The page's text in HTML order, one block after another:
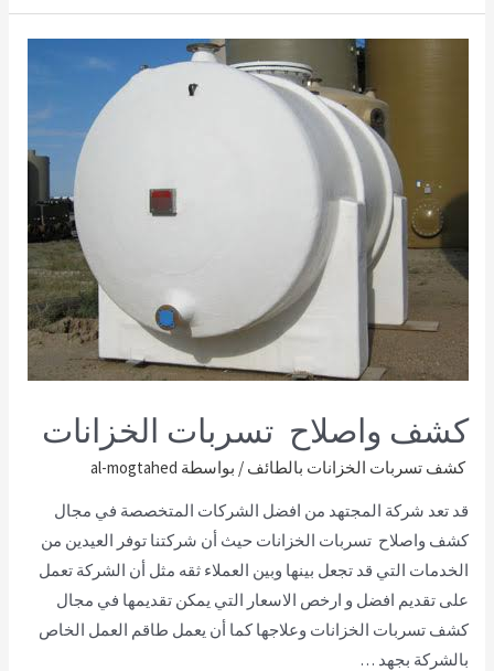
كشف واصلاح تسربات الخزانات
كشف تسربات الخزانات بالطائف / بواسطة al-mogtahed
قد تعد شركة المجتهد من افضل الشركات المتخصصة في مجال
كشف واصلاح تسربات الخزانات حيث أن شركتنا توفر العيدين من
الخدمات التي قد تجعل بينها وبين العملاء ثقه مثل أن الشركة تعمل
على تقديم افضل و ارخص الاسعار التي يمكن تقديمها في مجال
كشف تسربات الخزانات وعلاجها كما أن يعمل طاقم العمل الخاص
بالشركة بجهد …